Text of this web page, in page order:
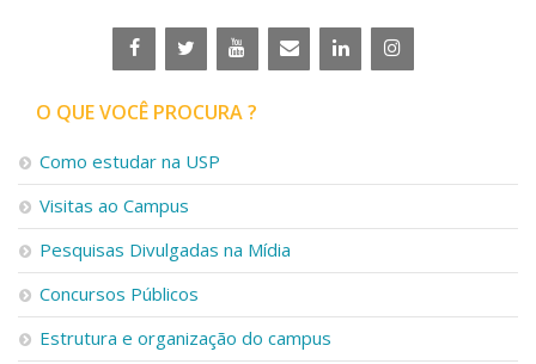
O QUE VOCÊ PROCURA ?
Como estudar na USP
Visitas ao Campus
Pesquisas Divulgadas na Mídia
Concursos Públicos
Estrutura e organização do campus